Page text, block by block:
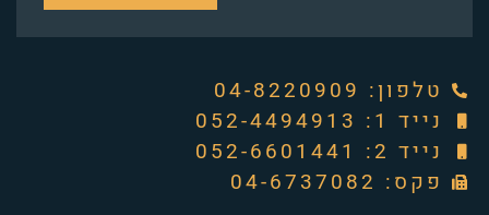
טלפון: ‭04-8220909‬
נייד 1: 052-4494913
נייד 2: 052-6601441
פקס: 04-6737082